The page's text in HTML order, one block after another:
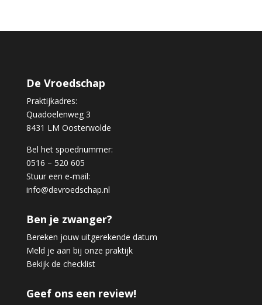
De Vroedschap
Praktijkadres:
Quadoelenweg 3
8431 LM Oosterwolde
Bel het spoednummer:
0516 – 520 605
Stuur een e-mail:
info@devroedschap.nl
Ben je zwanger?
Bereken jouw uitgerekende datum
Meld je aan bij onze praktijk
Bekijk de checklist
Geef ons een review!